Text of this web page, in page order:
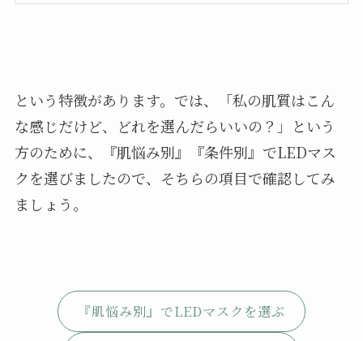
という特徴があります。では、「私の肌質はこん
な感じだけど、どれを選んだらいいの？」という
方のために、『肌悩み別』『条件別』でLEDマス
クを選びましたので、そちらの項目で確認してみ
ましょう。
『肌悩み別』でLEDマスクを選ぶ